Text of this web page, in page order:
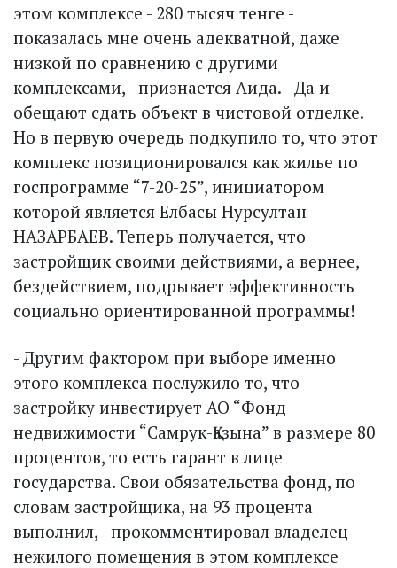
этом комплексе - 280 тысяч тенге -
показалась мне очень адекватной, даже
низкой по сравнению с другими
комплексами, - признается Аида. - Да и
обещают сдать объект в чистовой отделке.
Но в первую очередь подкупило то, что этот
комплекс позиционировался как жилье по
госпрограмме “7-20-25”, инициатором
которой является Елбасы Нурсултан
НАЗАРБАЕВ. Теперь получается, что
застройщик своими действиями, а вернее,
бездействием, подрывает эффективность
социально ориентированной программы!
- Другим фактором при выборе именно
этого комплекса послужило то, что
застройку инвестирует АО “Фонд
недвижимости “Самрук-Қазына” в размере 80
процентов, то есть гарант в лице
государства. Свои обязательства фонд, по
словам застройщика, на 93 процента
выполнил, - прокомментировал владелец
нежилого помещения в этом комплексе